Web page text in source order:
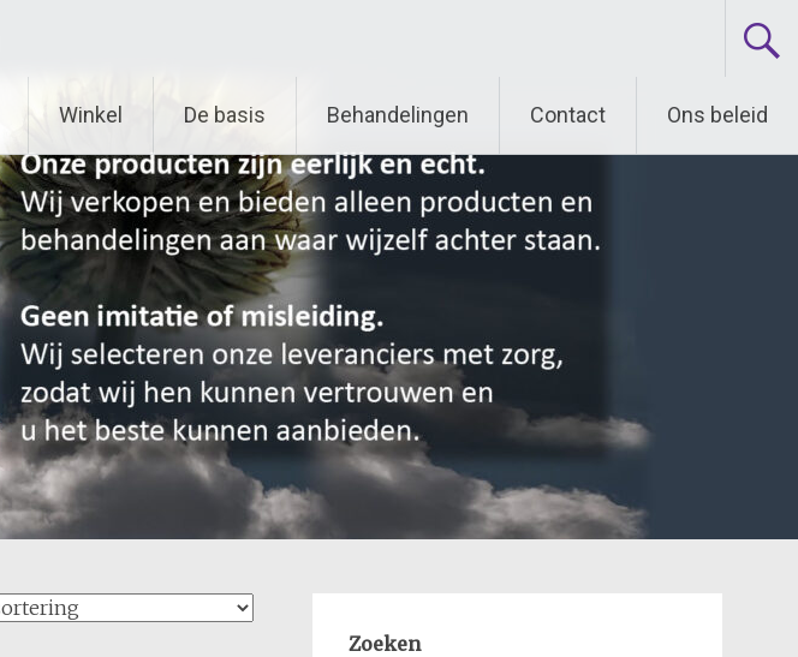
Winkel De basis Behandelingen Contact Ons beleid
Zoeken